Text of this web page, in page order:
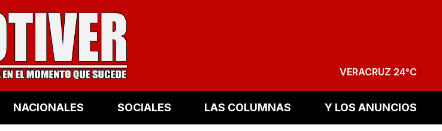
VERACRUZ 24°C
NACIONALES SOCIALES LAS COLUMNAS Y LOS ANUNCIOS